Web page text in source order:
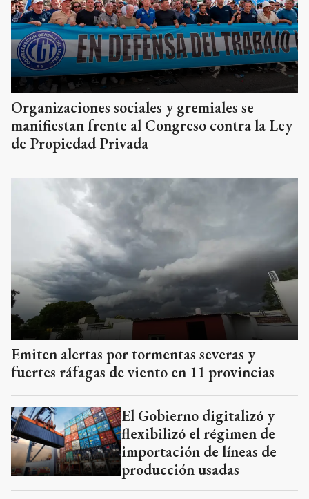
Organizaciones sociales y gremiales se
manifiestan frente al Congreso contra la Ley
de Propiedad Privada
Emiten alertas por tormentas severas y
fuertes ráfagas de viento en 11 provincias
El Gobierno digitalizó y
flexibilizó el régimen de
importación de líneas de
producción usadas